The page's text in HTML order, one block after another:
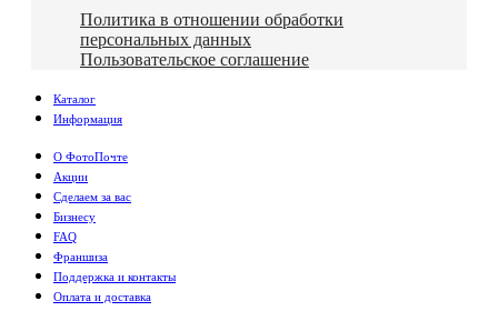
Политика в отношении обработки
персональных данных
Пользовательское соглашение
Каталог
Информация
О ФотоПочте
Акции
Сделаем за вас
Бизнесу
FAQ
Франшиза
Поддержка и контакты
Оплата и доставка